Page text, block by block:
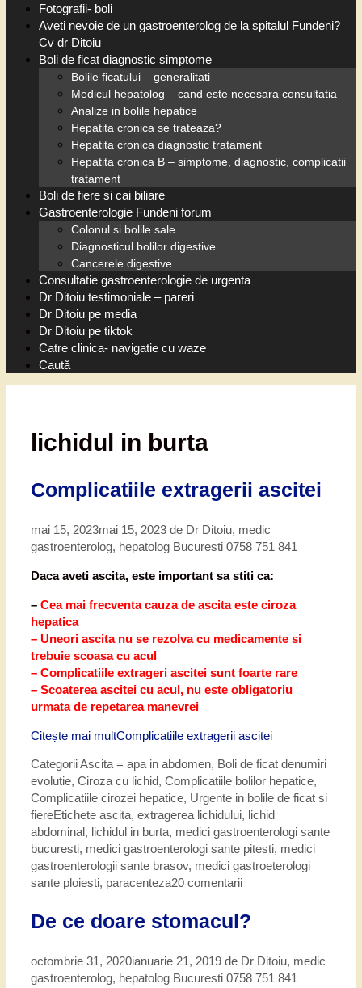
Fotografii- boli
Aveti nevoie de un gastroenterolog de la spitalul Fundeni?
Cv dr Ditoiu
Boli de ficat diagnostic simptome
Bolile ficatului – generalitati
Medicul hepatolog – cand este necesara consultatia
Analize in bolile hepatice
Hepatita cronica se trateaza?
Hepatita cronica diagnostic tratament
Hepatita cronica B – simptome, diagnostic, complicatii
tratament
Boli de fiere si cai biliare
Gastroenterologie Fundeni forum
Colonul si bolile sale
Diagnosticul bolilor digestive
Cancerele digestive
Consultatie gastroenterologie de urgenta
Dr Ditoiu testimoniale – pareri
Dr Ditoiu pe media
Dr Ditoiu pe tiktok
Catre clinica- navigatie cu waze
Caută
lichidul in burta
Complicatiile extragerii ascitei
mai 15, 2023mai 15, 2023 de Dr Ditoiu, medic
gastroenterolog, hepatolog Bucuresti 0758 751 841
Daca aveti ascita, este important sa stiti ca:
– Cea mai frecventa cauza de ascita este ciroza
hepatica
– Uneori ascita nu se rezolva cu medicamente si
trebuie scoasa cu acul
– Complicatiile extrageri ascitei sunt foarte rare
– Scoaterea ascitei cu acul, nu este obligatoriu
urmata de repetarea manevrei
Citește mai multComplicatiile extragerii ascitei
CategoriiAscita = apa in abdomen, Boli de ficat denumiri
evolutie, Ciroza cu lichid, Complicatiile bolilor hepatice,
Complicatiile cirozei hepatice, Urgente in bolile de ficat si
fiereEtichete ascita, extragerea lichidului, lichid
abdominal, lichidul in burta, medici gastroenterologi sante
bucuresti, medici gastroenterologi sante pitesti, medici
gastroenterologii sante brasov, medici gastroeterologi
sante ploiesti, paracenteza20 comentarii
De ce doare stomacul?
octombrie 31, 2020ianuarie 21, 2019 de Dr Ditoiu, medic
gastroenterolog, hepatolog Bucuresti 0758 751 841